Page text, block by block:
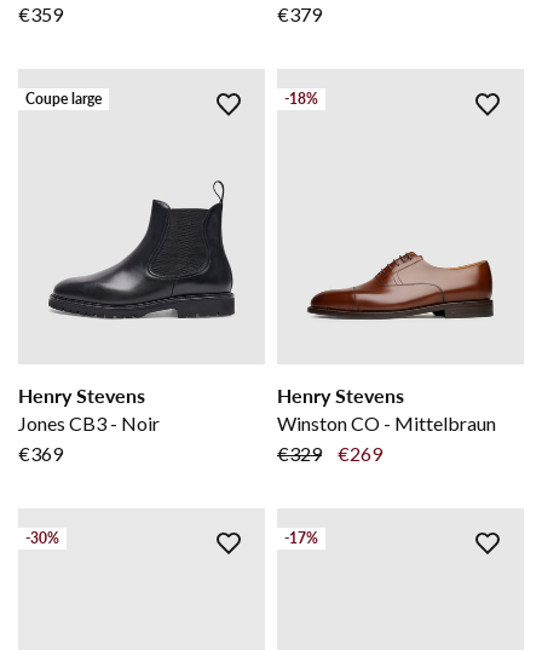
€359
€379
Coupe large
Henry Stevens
Jones CB3 - Noir
€369
-18%
Henry Stevens
Winston CO - Mittelbraun
€329
€269
-30% -17%